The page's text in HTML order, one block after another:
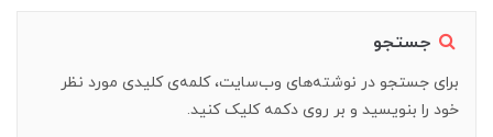
جستجو
برای جستجو در نوشته‌های وب‌سایت، کلمه‌ی کلیدی مورد نظر
خود را بنویسید و بر روی دکمه کلیک کنید.